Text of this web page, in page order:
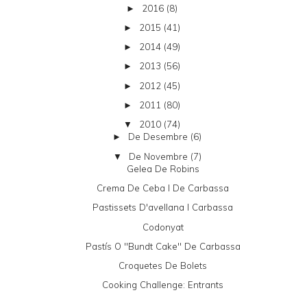
► 2016 (8)
► 2015 (41)
► 2014 (49)
► 2013 (56)
► 2012 (45)
► 2011 (80)
▼ 2010 (74)
► De Desembre (6)
▼ De Novembre (7)
Gelea De Robins
Crema De Ceba I De Carbassa
Pastissets D'avellana I Carbassa
Codonyat
Pastís O "bundt Cake" De Carbassa
Croquetes De Bolets
Cooking Challenge: Entrants